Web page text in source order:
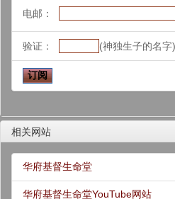
电邮：
验证： (神独生子的名字)
相关网站
华府基督生命堂
华府基督生命堂YouTube网站